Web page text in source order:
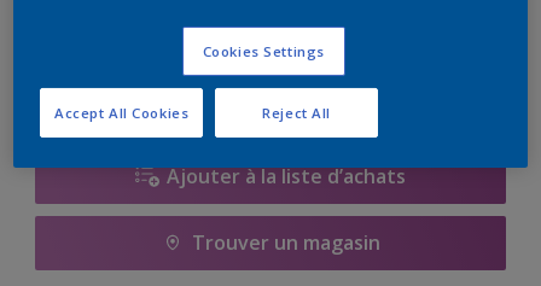
Calculer
Ajouter à la liste d’achats
Trouver un magasin
Cookies Settings
Reject All
Accept All Cookies